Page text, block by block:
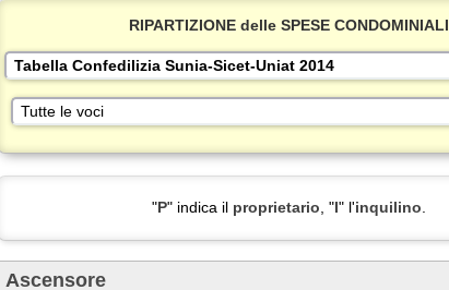
RIPARTIZIONE delle SPESE CONDOMINIALI
"P" indica il proprietario , "I" l'inquilino
Ascensore